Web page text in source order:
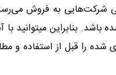
شرکت‌هایی به فروش
بنابراین میتوانید با